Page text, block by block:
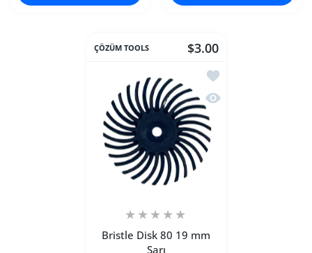
ÇÖZÜM TOOLS $3.00
İstek listesine ekle
Hızlı Görünüm
Bristle Disk 80 19 mm
Sarı